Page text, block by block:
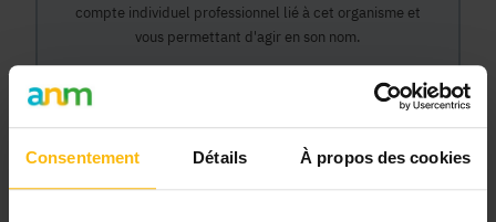
Consentement Détails À propos des cookies
compte individuel professionnel lié à cet organisme et
vous permettant d'agir en son nom.